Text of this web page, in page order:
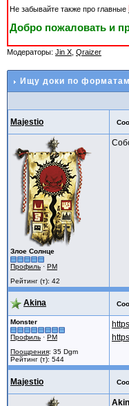
Не забывайте также про главные
Добро пожаловать и
Модераторы: Jin X Qraizer
Ищу доки по
Majestio
Злое Солнце
Профиль · PM
Рейтинг (т): 42
Akina
Monster
Профиль · PM
Поощрения: 35 Dgm
Рейтинг (т): 544
Majestio